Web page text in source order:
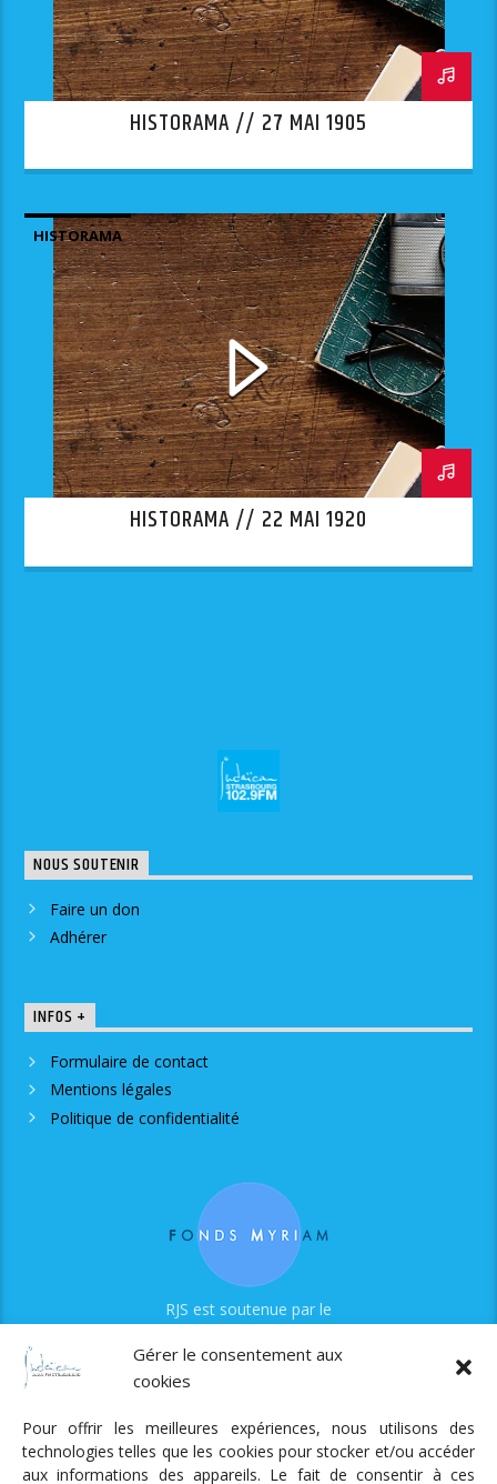
Gérer le consentement aux
cookies
Pour offrir les meilleures expériences, nous utilisons des
technologies telles que les cookies pour stocker et/ou accéder
aux informations des appareils. Le fait de consentir à ces
HISTORAMA // 27 MAI 1905
HISTORAMA
HISTORAMA // 22 MAI 1920
NOUS SOUTENIR
Faire un don
Adhérer
INFOS +
Formulaire de contact
Mentions légales
Politique de confidentialité
RJS est soutenue par le